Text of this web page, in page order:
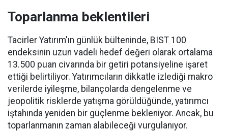
Toparlanma beklentileri
Tacirler Yatırım'ın günlük bülteninde, BIST 100
endeksinin uzun vadeli hedef değeri olarak ortalama
13.500 puan civarında bir getiri potansiyeline işaret
ettiği belirtiliyor. Yatırımcıların dikkatle izlediği makro
verilerde iyileşme, bilançolarda dengelenme ve
jeopolitik risklerde yatışma görüldüğünde, yatırımcı
iştahında yeniden bir güçlenme bekleniyor. Ancak, bu
toparlanmanın zaman alabileceği vurgulanıyor.